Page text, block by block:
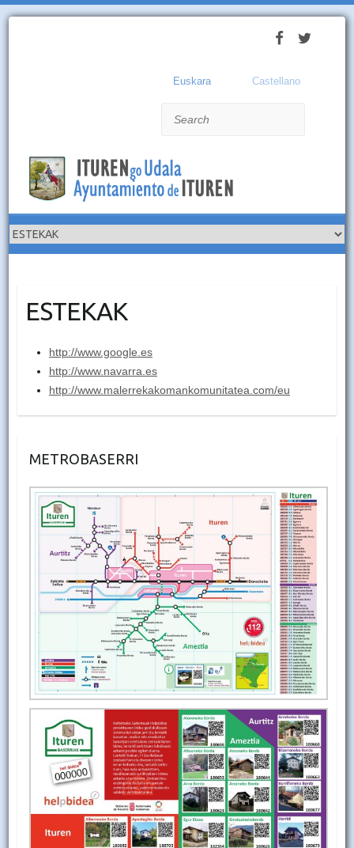
Euskara Castellano
ESTEKAK
http://www.google.es
http://www.navarra.es
http://www.malerrekakomankomunitatea.com/eu
METROBASERRI